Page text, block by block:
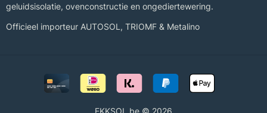
geluidsisolatie, ovenconstructie en ongediertewering.
Officieel importeur AUTOSOL , TRIOMF & Metalino
EKKSOL.be © 2026